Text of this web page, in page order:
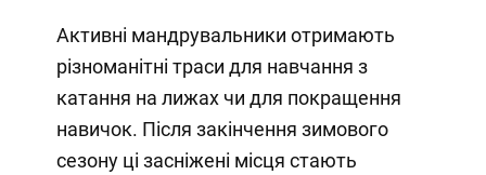
Активні мандрувальники отримають
різноманітні траси для навчання з
катання на лижах чи для покращення
навичок. Після закінчення зимового
сезону ці засніжені місця стають